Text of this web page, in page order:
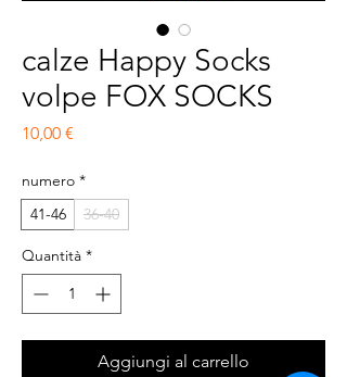
calze Happy Socks
volpe FOX SOCKS
10,00 €
numero *
41-46
36-40
Quantità *
Aggiungi al carrello